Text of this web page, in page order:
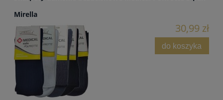
Mirella
30,99 zł
do koszyka